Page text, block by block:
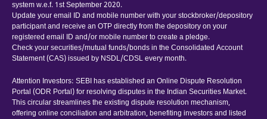
system w.e.f. 1st September 2020.
Update your email ID and mobile number with your stockbroker/depository
participant and receive an OTP directly from the depository on your
registered email ID and/or mobile number to create a pledge.
Check your securities/mutual funds/bonds in the Consolidated Account
Statement (CAS) issued by NSDL/CDSL every month.
Attention Investors: SEBI has established an Online Dispute Resolution
Portal (ODR Portal) for resolving disputes in the Indian Securities Market.
This circular streamlines the existing dispute resolution mechanism,
offering online conciliation and arbitration, benefiting investors and listed